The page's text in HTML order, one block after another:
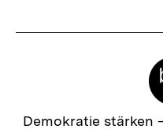
h
Zur
Demokratie stärken